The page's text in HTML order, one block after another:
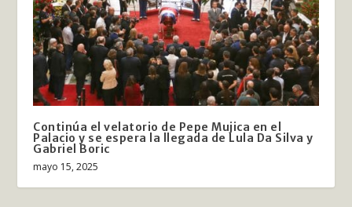
Continúa el velatorio de Pepe Mujica en el
Palacio y se espera la llegada de Lula Da Silva y
Gabriel Boric
mayo 15, 2025